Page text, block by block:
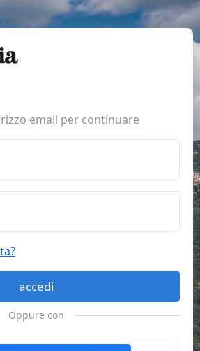
email per continuare
accedi
Oppure con